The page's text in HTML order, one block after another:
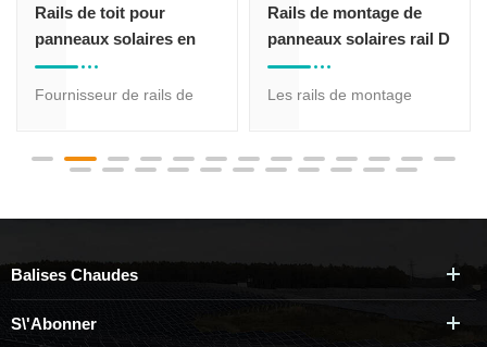
Rails de toit pour
panneaux solaires en
aluminium Rail D 01A#
Fournisseur de rails de
qui convient le mieux au
panneaux solaires tout en
tailles de profil en option,
différentes tailles de rail en
aluminium conviennent à
Rails de montage de
panneaux solaires rail D
01B#
Les rails de montage
anodisées.
Balises Chaudes
S\'abonner